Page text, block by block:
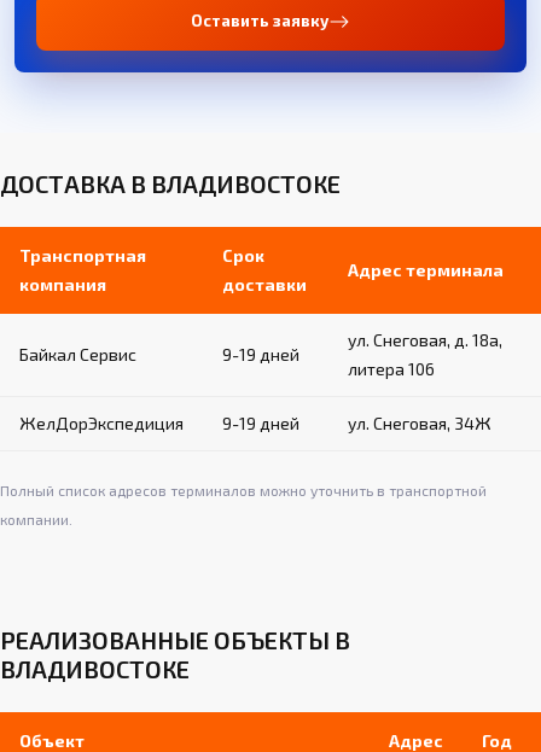
Оставить заявку
ДОСТАВКА В ВЛАДИВОСТОКЕ
Транспортная
компания
Срок
доставки
Адрес терминала
Байкал Сервис 9-19 дней
ул. Снеговая, д. 18а,
литера 106
ЖелДорЭкспедиция 9-19 дней ул. Снеговая, 34Ж
Полный список адресов терминалов можно уточнить в транспортной
компании.
РЕАЛИЗОВАННЫЕ ОБЪЕКТЫ В
ВЛАДИВОСТОКЕ
Объект Адрес Год